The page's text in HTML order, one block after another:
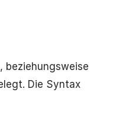
beziehungsweise
Die Syntax